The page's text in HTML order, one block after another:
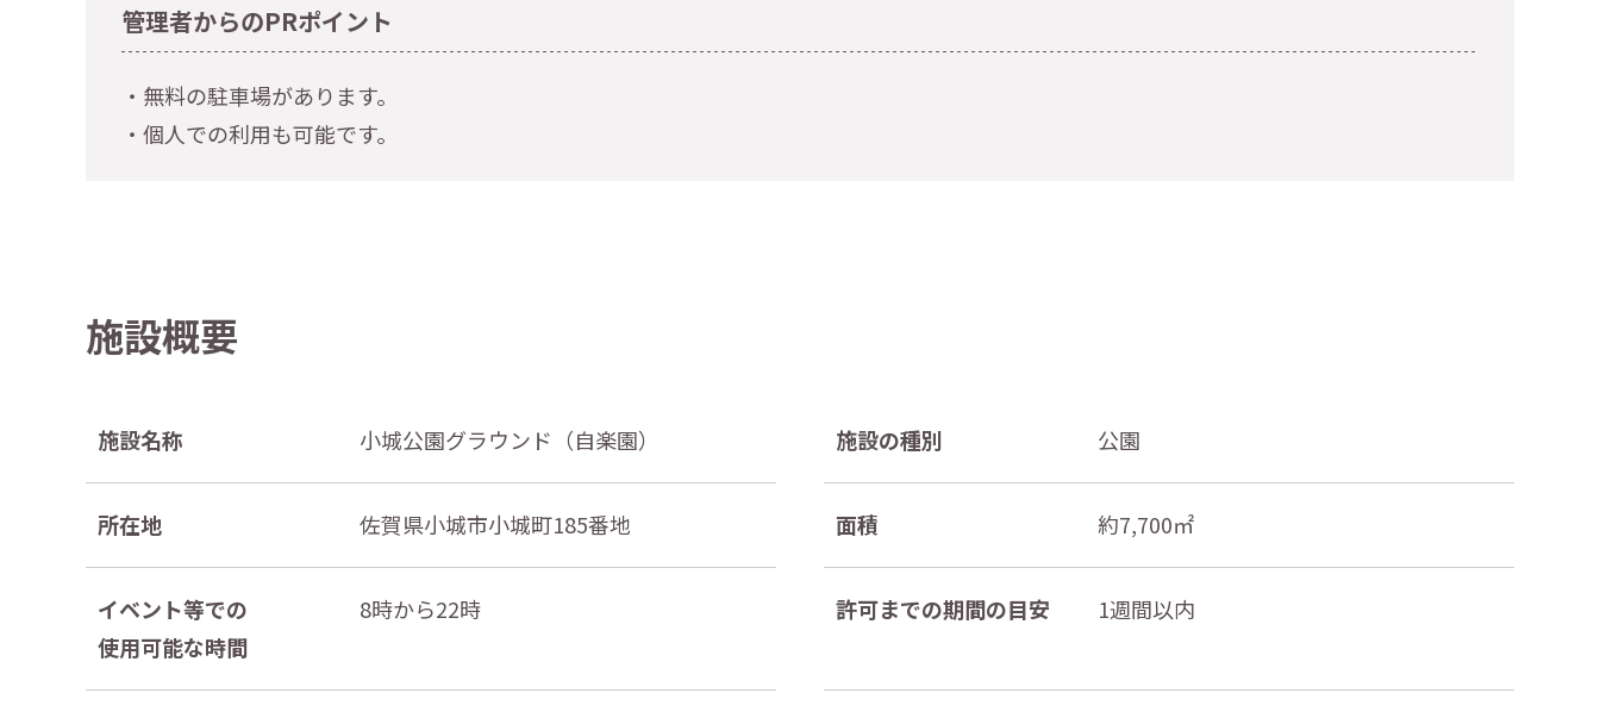
管理者からのPRポイント
・無料の駐車場があります。
・個人での利用も可能です。
施設概要
施設名称 小城公園グラウンド（自楽園） 施設の種別 公園
所在地 佐賀県小城市小城町185番地 面積 約7,700㎡
イベント等での
使用可能な時間
8時から22時 許可までの期間の目安 1週間以内